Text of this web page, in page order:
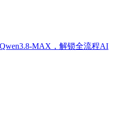
MAX，解锁全流程AI